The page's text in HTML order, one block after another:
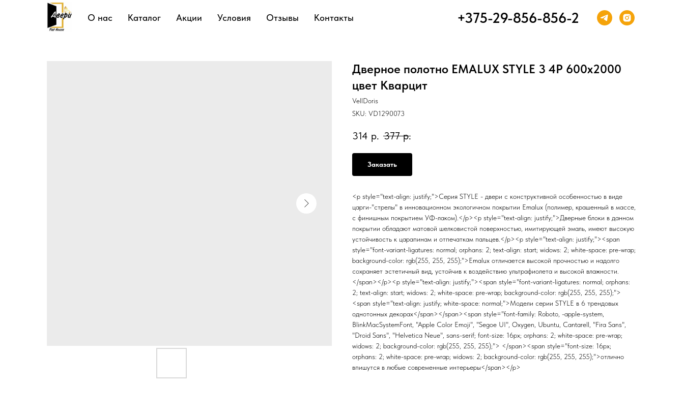
Подробнее
Дверное полотно EMALUX STYLE 3 4P 600х2000
цвет Кварцит
VellDoris
SKU: VD1290073
314 р. 377 р.
Заказать
<p style="text-align: justify;">Серия STYLE - двери с конструктивной особенностью в виде
царги-"стрелы" в инновационном экологичном покрытии Emalux (полимер, крашенный в массе,
с финишным покрытием УФ-лаком).</p><p style="text-align: justify;">Дверные блоки в данном
покрытии обладают матовой шелковистой поверхностью, имитирующей эмаль, имеют высокую
устойчивость к царапинам и отпечаткам пальцев.</p><p style="text-align: justify;"><span
style="font-variant-ligatures: normal; orphans: 2; text-align: start; widows: 2; white-space: pre-wrap;
background-color: rgb(255, 255, 255);">Emalux отличается высокой прочностью и надолго
сохраняет эстетичный вид, устойчив к воздействию ультрафиолета и высокой влажности.
</span></p><p style="text-align: justify;"><span style="font-variant-ligatures: normal; orphans:
2; text-align: start; widows: 2; white-space: pre-wrap; background-color: rgb(255, 255, 255);">
<span style="text-align: justify; white-space: normal;">Модели серии STYLE в 6 трендовых
однотонных декорах</span></span><span style="font-family: Roboto, -apple-system,
BlinkMacSystemFont, "Apple Color Emoji", "Segoe UI", Oxygen, Ubuntu, Cantarell, "Fira Sans",
"Droid Sans", "Helvetica Neue", sans-serif; font-size: 16px; orphans: 2; white-space: pre-wrap;
widows: 2; background-color: rgb(255, 255, 255);"> </span><span style="font-size: 16px;
orphans: 2; white-space: pre-wrap; widows: 2; background-color: rgb(255, 255, 255);">отлично
впишутся в любые современные интерьеры</span></p>
О нас Каталог Акции Условия Отзывы Контакты +375-29-856-856-2